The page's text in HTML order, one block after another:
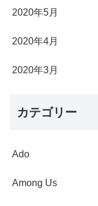
2020年5月
2020年4月
2020年3月
カテゴリー
Ado
Among Us